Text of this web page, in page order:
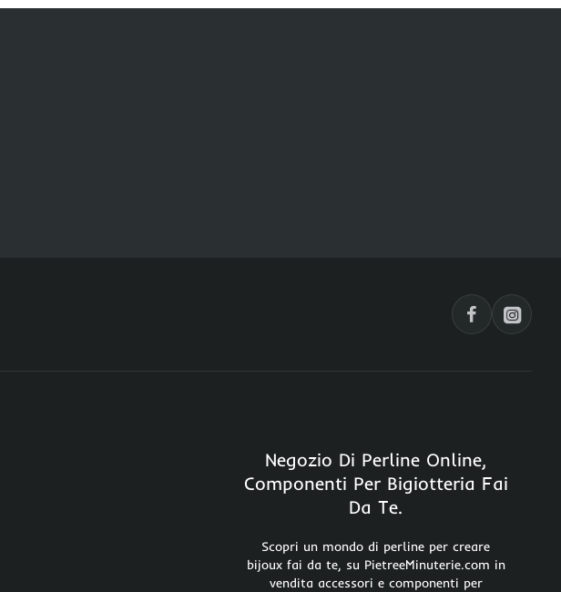
mm
Negozio Di Perline Online,
Componenti Per Bigiotteria Fai
Da Te.
Scopri un mondo di perline per creare
bijoux fai da te, su PietreeMinuterie.com in
vendita accessori e componenti per